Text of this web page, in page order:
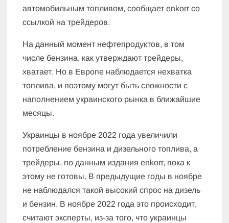
автомобильным топливом, сообщает enkorr со
ссылкой на трейдеров.
На данный момент нефтепродуктов, в том
числе бензина, как утверждают трейдеры,
хватает. Но в Европе наблюдается нехватка
топлива, и поэтому могут быть сложности с
наполнением украинского рынка в ближайшие
месяцы.
Украинцы в ноябре 2022 года увеличили
потребление бензина и дизельного топлива, а
трейдеры, по данным издания enkorr, пока к
этому не готовы. В предыдущие годы в ноябре
не наблюдался такой высокий спрос на дизель
и бензин. В ноябре 2022 года это происходит,
считают эксперты, из-за того, что украинцы